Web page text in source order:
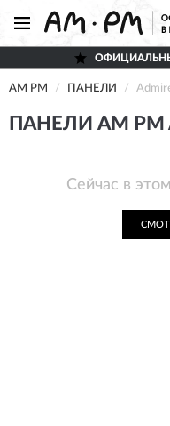
AM PM ПАНЕЛИ
ПАНЕЛИ AM PM
Сейчас в